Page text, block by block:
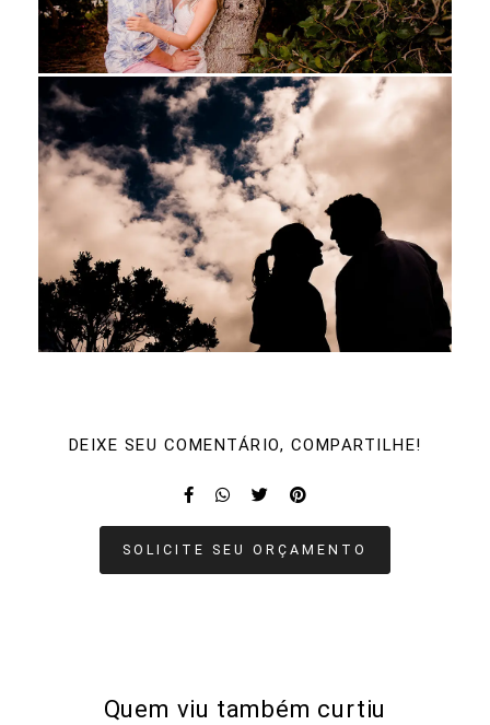
DEIXE SEU COMENTÁRIO, COMPARTILHE!
SOLICITE SEU ORÇAMENTO
Quem viu também curtiu